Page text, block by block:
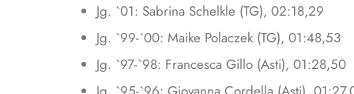
Jg. `01: Sabrina Schelkle (TG), 02:18,29
Jg. `99-`00: Maike Polaczek (TG), 01:48,53
Jg. `97-`98: Francesca Gillo (Asti), 01:28,50